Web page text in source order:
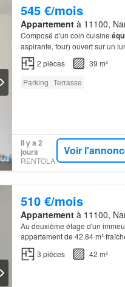
545 €/mois
Appartementà 11100,
Composé d'un coin cuisine
aspirante, four) ouvert sur un
2 pièces
39 m²
Parking Terrasse
Il y a 2
jours
RENTOLA
Voir
510 €/mois
Appartementà 11100,
Au deuxième étage d'un
appartement de 42.84 m²
3 pièces 42 m²